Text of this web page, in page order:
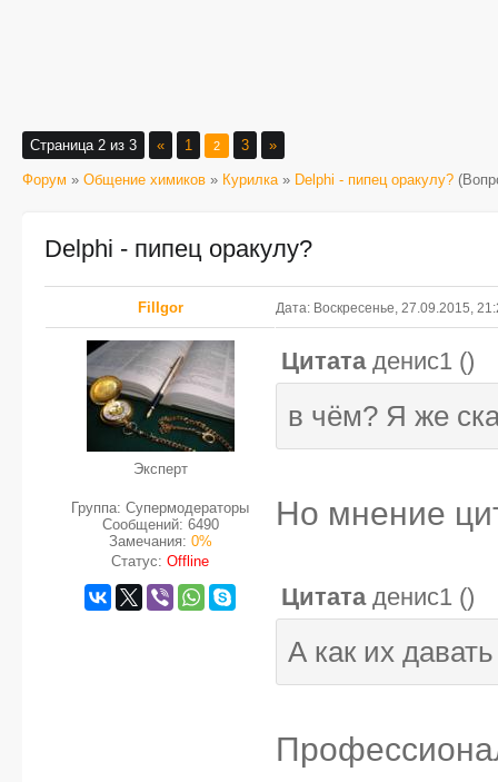
Страница 2 из 3 « 1 2 3 »
Форум » Общение химиков » Курилка » Delphi - пипец оракулу?
Delphi - пипец оракулу?
FilIgor Дата: Воскресенье, 27.09.2015,
Эксперт
Группа: Супермодераторы
Сообщений: 6490
Замечания: 0%
Статус: Offline
Цитата денис1 ()
в чём? Я же
Но мнение
Цитата денис1 ()
А как их